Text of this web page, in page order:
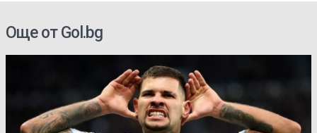
Още от Gol.bg